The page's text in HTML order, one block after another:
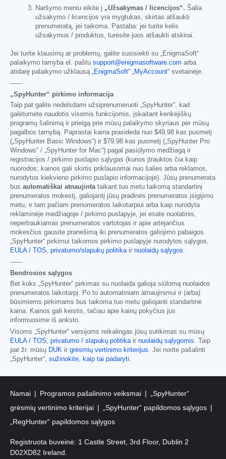
Naršymo meniu eikite į „Užsakymas / licencijos“. Šalia
užsakymo / licencijos yra mygtukas, skirtas atšaukti
prenumeratą, jei taikoma. Pastaba: jei turite kelis
užsakymus / produktus, turėsite juos atšaukti atskirai.
Jei turite klausimų ar problemų, galite susisiekti su „EnigmaSoft“
palaikymo tarnyba el. paštu support@enigmasoftware.com arba
atidarę palaikymo užklausą
„EnigmaSoft“ „MyAccount“ svetainėje.
------
„SpyHunter“ pirkimo informacija
Taip pat galite nedelsdami užsiprenumeruoti „SpyHunter“, kad
galėtumėte naudotis visomis funkcijomis, įskaitant kenkėjiškų
programų šalinimą ir prieigą prie mūsų palaikymo skyriaus per mūsų
pagalbos tarnybą. Paprastai kaina prasideda nuo $49.98 kas pusmetį
(„SpyHunter Basic Windows“) ir $79.98 kas pusmetį („SpyHunter Pro
Windows“ / „SpyHunter for Mac“) pagal pasiūlymo medžiagą ir
registracijos / pirkimo puslapio sąlygas (kurios įtrauktos čia kaip
nuorodos; kainos gali skirtis priklausomai nuo šalies arba reklamos,
nurodytos kiekvieno pirkimo puslapio informacijoje). Jūsų prenumerata
bus automatiškai atnaujinta taikant tuo metu taikomą standartinį
prenumeratos mokestį, galiojantį jūsų pradinės prenumeratos įsigijimo
metu, ir tam pačiam prenumeratos laikotarpiui arba kaip nurodyta
reklaminėje medžiagoje / pirkimo puslapyje, jei esate nuolatinis,
nepertraukiamas prenumeratos vartotojas ir apie artėjančius
mokesčius gausite pranešimą iki prenumeratos galiojimo pabaigos.
„SpyHunter“ pirkimui taikomos pirkimo puslapyje nurodytos sąlygos,
EULA / TOS
privatumo/slapukų politika ir nuolaidų sąlygos
------
Bendrosios sąlygos
Bet koks „SpyHunter“ pirkimas su nuolaida galioja siūlomą nuolaidos
prenumeratos laikotarpį. Po to automatiniam atnaujinimui ir (arba)
būsimiems pirkimams bus taikoma tuo metu galiojanti standartinė
kaina. Kainos gali keistis, tačiau apie kainų pokyčius jus
informuosime iš anksto.
Visoms „SpyHunter“ versijoms reikalingas jūsų sutikimas su mūsų
EULA / TOS
privatumo / slapukų politika ir nuolaidų sąlygomis . Taip
pat žr. mūsų DUK ir grėsmių vertinimo kriterijus . Jei norite pašalinti
„SpyHunter“, sužinokite, kaip tai padaryti
Namai Programos pašalinimo veiksmai
„SpyHunter“
grėsmių vertinimo kriterijai
„SpyHunter“ papildomos sąlygos
„RegHunter“ papildomos sąlygos
Registruota buveinė: 1 Castle Street, 3rd Floor, Dublin 2
D02XD82 Ireland.